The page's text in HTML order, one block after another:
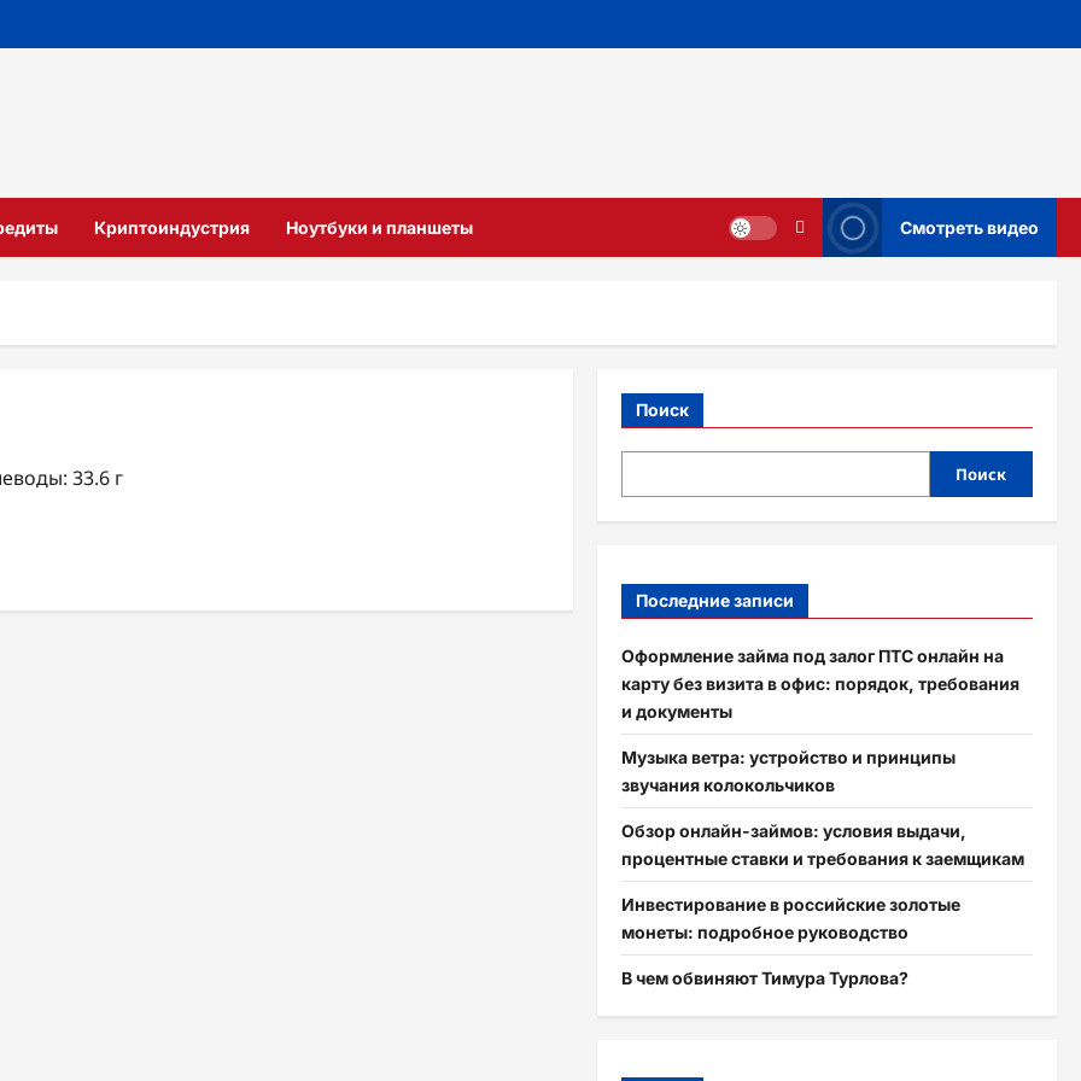
Криптоиндустрия Ноутбуки и планшеты Смотреть видео
33.6 г
Поиск
Поиск
Последние записи
Оформление займа под залог ПТС онлайн на
карту без визита в офис: порядок, требования
и документы
Музыка ветра: устройство и принципы
звучания колокольчиков
Обзор онлайн-займов: условия выдачи,
процентные ставки и требования к заемщикам
Инвестирование в российские золотые
монеты: подробное руководство
В чем обвиняют Тимура Турлова?